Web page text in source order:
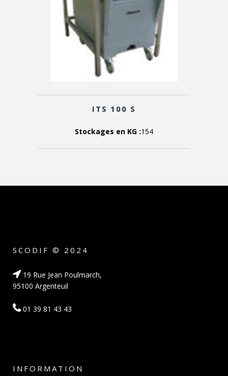
ITS 100 S
Stockages en KG :154
SCODIF © 2024
19 Rue Jean Poulmarch,
95100 Argenteuil
01 39 81 43 43
INFORMATION